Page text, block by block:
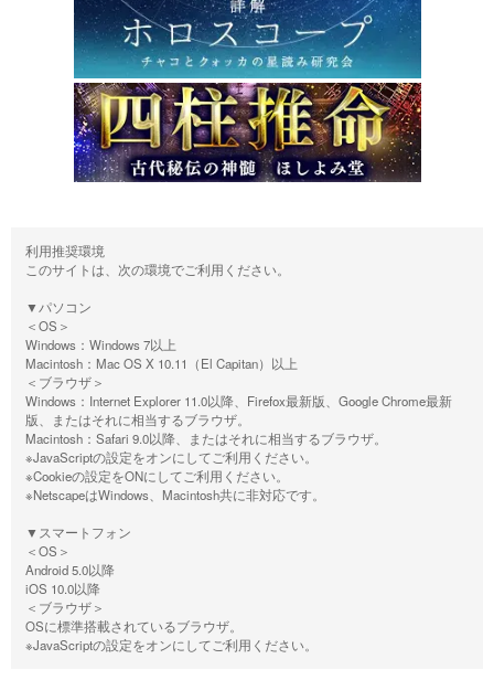
利用推奨環境
このサイトは、次の環境でご利用ください。
▼パソコン
＜OS＞
Windows：Windows 7以上
Macintosh：Mac OS X 10.11（El Capitan）以上
＜ブラウザ＞
Windows：Internet Explorer 11.0以降、Firefox最新版、Google Chrome最新
版、またはそれに相当するブラウザ。
Macintosh：Safari 9.0以降、またはそれに相当するブラウザ。
※JavaScriptの設定をオンにしてご利用ください。
※Cookieの設定をONにしてご利用ください。
※NetscapeはWindows、Macintosh共に非対応です。
▼スマートフォン
＜OS＞
Android 5.0以降
iOS 10.0以降
＜ブラウザ＞
OSに標準搭載されているブラウザ。
※JavaScriptの設定をオンにしてご利用ください。